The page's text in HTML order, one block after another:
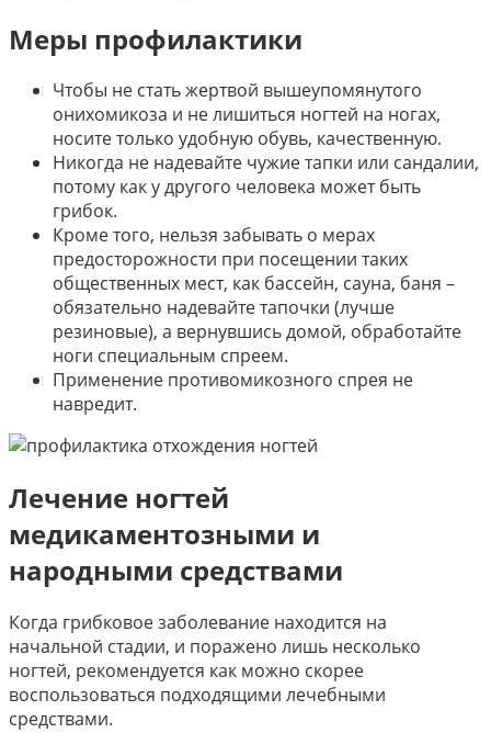
Меры профилактики
Чтобы не стать жертвой вышеупомянутого
онихомикоза и не лишиться ногтей на ногах,
носите только удобную обувь, качественную.
Никогда не надевайте чужие тапки или сандалии,
потому как у другого человека может быть
грибок.
Кроме того, нельзя забывать о мерах
предосторожности при посещении таких
общественных мест, как бассейн, сауна, баня –
обязательно надевайте тапочки (лучше
резиновые), а вернувшись домой, обработайте
ноги специальным спреем.
Применение противомикозного спрея не
навредит.
Лечение ногтей
медикаментозными и
народными средствами
Когда грибковое заболевание находится на
начальной стадии, и поражено лишь несколько
ногтей, рекомендуется как можно скорее
воспользоваться подходящими лечебными
средствами.